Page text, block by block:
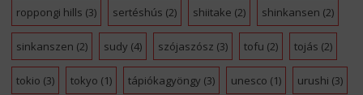
roppongi hills (3) sertéshús (2) shiitake (2) shinkansen (2)
sinkanszen (2) sudy (4) szójaszósz (3) tofu (2) tojás (2)
tokio (3) tokyo (1) tápiókagyöngy (3) unesco (1) urushi (3)